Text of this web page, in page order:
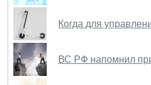
Когда для
ВС РФ напомнил